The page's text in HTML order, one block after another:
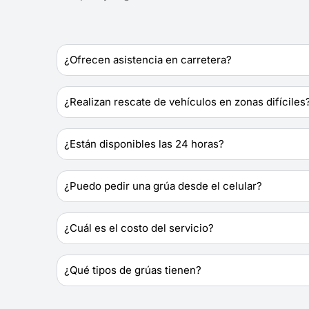
¿Ofrecen asistencia en carretera?
¿Realizan rescate de vehículos en zonas
¿Están disponibles las 24 horas?
¿Puedo pedir una grúa desde el celular?
¿Cuál es el costo del servicio?
¿Qué tipos de grúas tienen?